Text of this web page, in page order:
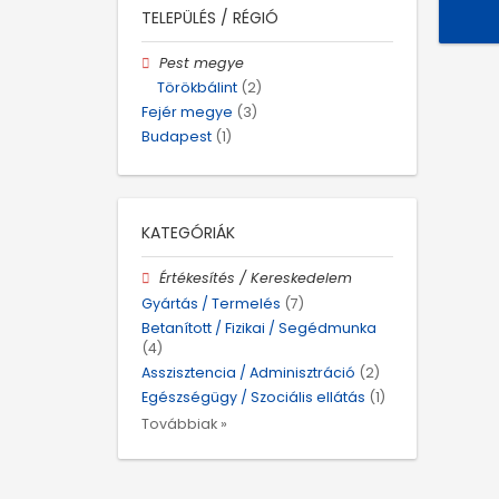
TELEPÜLÉS / RÉGIÓ
Pest megye
Törökbálint (2)
Fejér megye (3)
Budapest (1)
KATEGÓRIÁK
Értékesítés / Kereskedelem
Gyártás / Termelés (7)
Betanított / Fizikai / Segédmunka
(4)
Asszisztencia / Adminisztráció (2)
Egészségügy / Szociális ellátás (1)
Továbbiak »